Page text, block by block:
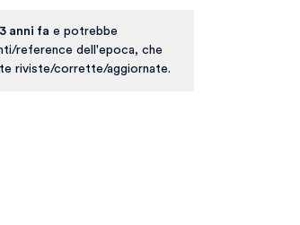
anni fa e potrebbe
reference dell'epoca, che
riviste/corrette/aggiornate.